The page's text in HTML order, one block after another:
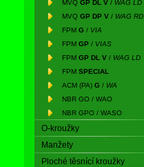
MVQ GP DL V / WAG LD
MVQ GP DP V / WAG RD
FPM G / VIA
FPM GP / VIAS
FPM GP DL V / WAG LD
FPM SPECIAL
ACM (PA) G / WA
NBR GO / WAO
NBR GPO / WASO
O-kroužky
Manžety
Ploché těsnící kroužky